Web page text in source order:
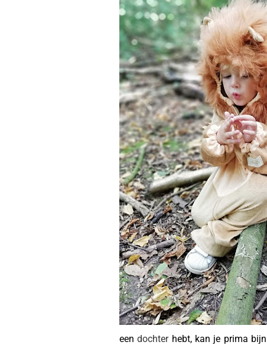
eendochterhebt, kan je prima